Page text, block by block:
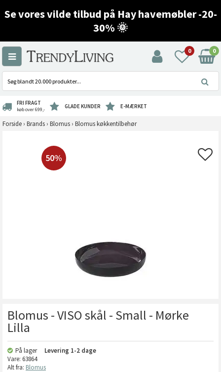
Se vores vilde tilbud på Hay havemøbler -20-
30% 🌞
0 0
FRI FRAGT
køb over 699,- GLADE KUNDER E-MÆRKET
Forside › Brands › Blomus › Blomus køkkentilbehør
50%
Blomus - VISO skål - Small - Mørke
Lilla
På lager Levering 1-2 dage
Vare: 63864
Alt fra: Blomus